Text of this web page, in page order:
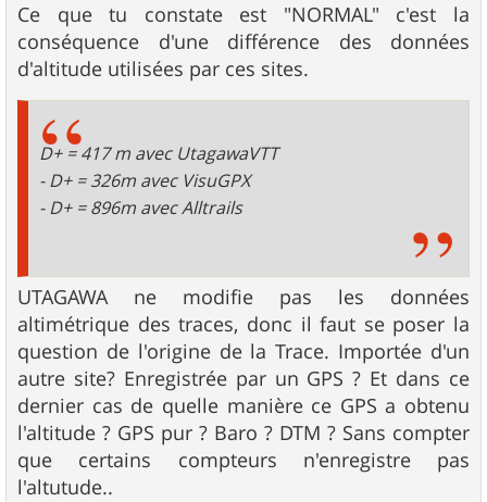
Ce que tu constate est "NORMAL" c'est la
conséquence d'une différence des données
d'altitude utilisées par ces sites.
D+ = 417 m avec UtagawaVTT
- D+ = 326m avec VisuGPX
- D+ = 896m avec Alltrails
UTAGAWA ne modifie pas les données
altimétrique des traces, donc il faut se poser la
question de l'origine de la Trace. Importée d'un
autre site? Enregistrée par un GPS ? Et dans ce
dernier cas de quelle manière ce GPS a obtenu
l'altitude ? GPS pur ? Baro ? DTM ? Sans compter
que certains compteurs n'enregistre pas
l'altutude..